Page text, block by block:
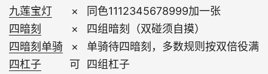
九莲宝灯
×
同色1112345678999加一张
四暗刻
×
四组暗刻（双碰须自摸）
四暗刻单骑
×
单骑待四暗刻，多数规则按双倍役满
四杠子
可 四组杠子